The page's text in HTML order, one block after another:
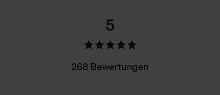
5
268 Bewertungen